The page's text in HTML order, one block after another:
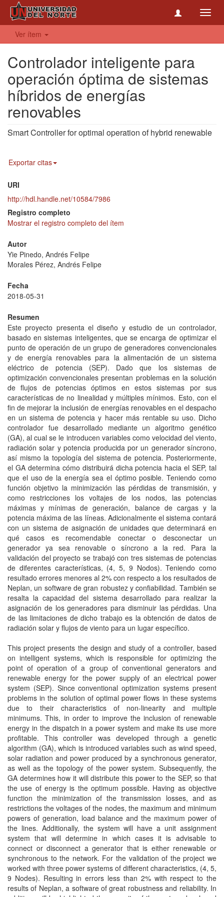
Ver ítem
Controlador inteligente para
operación óptima de sistemas
híbridos de energías
renovables
Smart Controller for optimal operation of hybrid renewable
Exportar citas
URI
http://hdl.handle.net/10584/7986
Registro completo
Mostrar el registro completo del ítem
Autor
Yie Pinedo, Andrés Felipe
Morales Pérez, Andrés Felipe
Fecha
2018-05-31
Resumen
Este proyecto presenta el diseño y estudio de un controlador,
basado en sistemas inteligentes, que se encarga de optimizar el
punto de operación de un grupo de generadores convencionales
y de energía renovables para la alimentación de un sistema
eléctrico de potencia (SEP). Dado que los sistemas de
optimización convencionales presentan problemas en la solución
de flujos de potencias óptimos en estos sistemas por sus
características de no linealidad y múltiples mínimos. Esto, con el
fin de mejorar la inclusión de energías renovables en el despacho
en un sistema de potencia y hacer más rentable su uso. Dicho
controlador fue desarrollado mediante un algoritmo genético
(GA), al cual se le introducen variables como velocidad del viento,
radiación solar y potencia producida por un generador síncrono,
así mismo la topología del sistema de potencia. Posteriormente,
el GA determina cómo distribuirá dicha potencia hacia el SEP, tal
que el uso de la energía sea el óptimo posible. Teniendo como
función objetivo la minimización las pérdidas de transmisión, y
como restricciones los voltajes de los nodos, las potencias
máximas y mínimas de generación, balance de cargas y la
potencia máxima de las líneas. Adicionalmente el sistema contará
con un sistema de asignación de unidades que determinará en
qué casos es recomendable conectar o desconectar un
generador ya sea renovable o síncrono a la red. Para la
validación del proyecto se trabajó con tres sistemas de potencias
de diferentes características, (4, 5, 9 Nodos). Teniendo como
resultado errores menores al 2% con respecto a los resultados de
Neplan, un software de gran robustez y confiabilidad. También se
resalta la capacidad del sistema desarrollado para realizar la
asignación de los generadores para disminuir las pérdidas. Una
de las limitaciones de dicho trabajo es la obtención de datos de
radiación solar y flujos de viento para un lugar específico.
This project presents the design and study of a controller, based
on intelligent systems, which is responsible for optimizing the
point of operation of a group of conventional generators and
renewable energy for the power supply of an electrical power
system (SEP). Since conventional optimization systems present
problems in the solution of optimal power flows in these systems
due to their characteristics of non-linearity and multiple
minimums. This, in order to improve the inclusion of renewable
energy in the dispatch in a power system and make its use more
profitable. This controller was developed through a genetic
algorithm (GA), which is introduced variables such as wind speed,
solar radiation and power produced by a synchronous generator,
as well as the topology of the power system. Subsequently, the
GA determines how it will distribute this power to the SEP, so that
the use of energy is the optimum possible. Having as objective
function the minimization of the transmission losses, and as
restrictions the voltages of the nodes, the maximum and minimum
powers of generation, load balance and the maximum power of
the lines. Additionally, the system will have a unit assignment
system that will determine in which cases it is advisable to
connect or disconnect a generator that is either renewable or
synchronous to the network. For the validation of the project we
worked with three power systems of different characteristics, (4, 5,
9 Nodes). Resulting in errors less than 2% with respect to the
results of Neplan, a software of great robustness and reliability. In